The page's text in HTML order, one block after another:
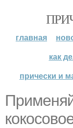
главная
как
прически и